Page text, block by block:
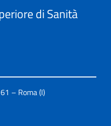
di Sanità
– Roma (I)